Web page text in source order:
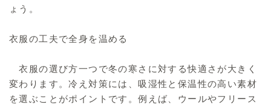
ょう。
衣服の工夫で全身を温める
衣服の選び方一つで冬の寒さに対する快適さが大きく
変わります。冷え対策には、吸湿性と保温性の高い素材
を選ぶことがポイントです。例えば、ウールやフリース